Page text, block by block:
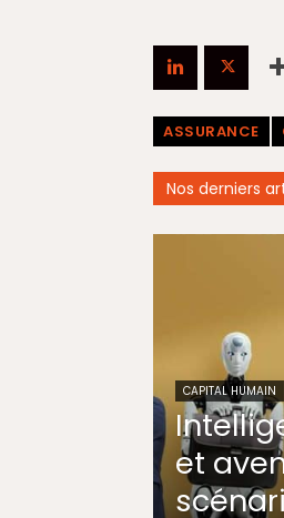
ASSURANCE
Nos derniers
CAPITAL HUMAIN
et